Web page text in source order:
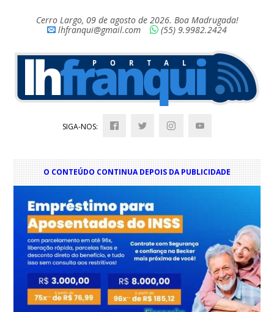
Cerro Largo, 09 de agosto de 2026. Boa Madrugada!
lhfranqui@gmail.com
(55) 9.9982.2424
SIGA-NOS:
O CONTEÚDO CONTINUA DEPOIS DA PUBLICIDADE